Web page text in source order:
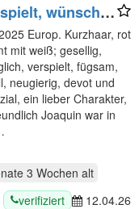
wünscht
Europ. Kurzhaar, rot
mit weiß; gesellig,
verspielt, fügsam,
neugierig, devot und
ein lieber Charakter,
Joaquin war in
3 Wochen alt
verifiziert 12.04.26